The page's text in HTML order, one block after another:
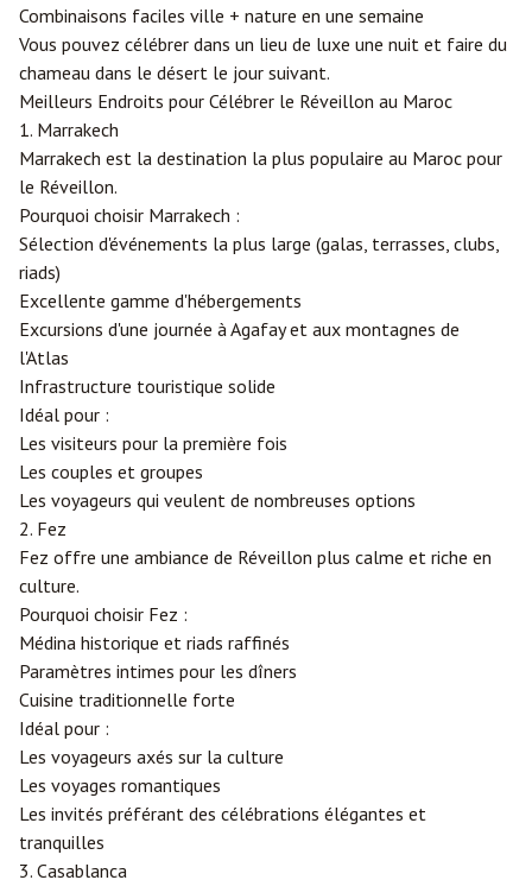
Combinaisons faciles ville + nature en une semaine
Vous pouvez célébrer dans un lieu de luxe une nuit et faire du
chameau dans le désert le jour suivant.
Meilleurs Endroits pour Célébrer le Réveillon au Maroc
1. Marrakech
Marrakech est la destination la plus populaire au Maroc pour
le Réveillon.
Pourquoi choisir Marrakech :
Sélection d'événements la plus large (galas, terrasses, clubs,
riads)
Excellente gamme d'hébergements
Excursions d'une journée à Agafay et aux montagnes de
l'Atlas
Infrastructure touristique solide
Idéal pour :
Les visiteurs pour la première fois
Les couples et groupes
Les voyageurs qui veulent de nombreuses options
2. Fez
Fez offre une ambiance de Réveillon plus calme et riche en
culture.
Pourquoi choisir Fez :
Médina historique et riads raffinés
Paramètres intimes pour les dîners
Cuisine traditionnelle forte
Idéal pour :
Les voyageurs axés sur la culture
Les voyages romantiques
Les invités préférant des célébrations élégantes et
tranquilles
3. Casablanca